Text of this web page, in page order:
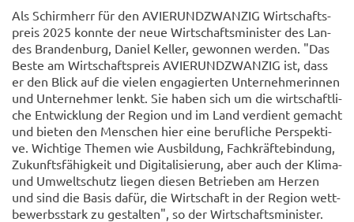
Als Schirm­herr für den AVIER­UND­ZWAN­ZIG Wirt­schafts­
preis 2025 konn­te der neue Wirt­schafts­mi­nis­ter des Lan­
des Bran­den­burg, Da­ni­el Kel­ler, ge­won­nen wer­den. "Das
Beste am Wirt­schafts­preis AVIER­UND­ZWAN­ZIG ist, dass
er den Blick auf die vie­len en­ga­gier­ten Un­ter­neh­me­rin­nen
und Un­ter­neh­mer lenkt. Sie haben sich um die wirt­schaft­li­
che Ent­wick­lung der Re­gi­on und im Land ver­dient ge­macht
und bie­ten den Men­schen hier eine be­ruf­li­che Per­spek­ti­
ve. Wich­ti­ge The­men wie Aus­bil­dung, Fach­kräf­te­bin­dung,
Zu­kunfts­fä­hig­keit und Di­gi­ta­li­sie­rung, aber auch der Klima-​
und Um­welt­schutz lie­gen die­sen Be­trie­ben am Her­zen
und sind die Basis dafür, die Wirt­schaft in der Re­gi­on wett­
be­werbs­stark zu ge­stal­ten", so der Wirt­schafts­mi­nis­ter.